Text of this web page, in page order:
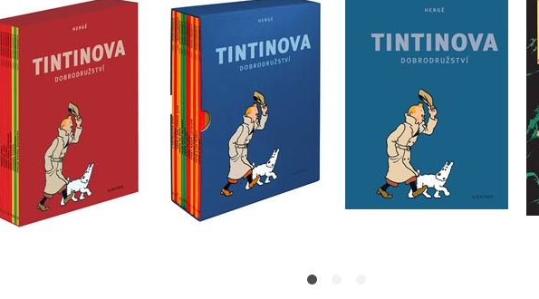
dobrodružství -
kompletní vydání 1-12
Hergé
Do košíku
1 912 Kč
dobrodružství -
kompletní vydání 13-24
Hergé
Do košíku
1 912 Kč
dobrodružství -
kompletní vydání 13-24
Hergé
Do košíku